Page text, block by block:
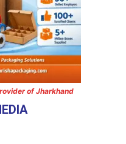
of Jharkhand